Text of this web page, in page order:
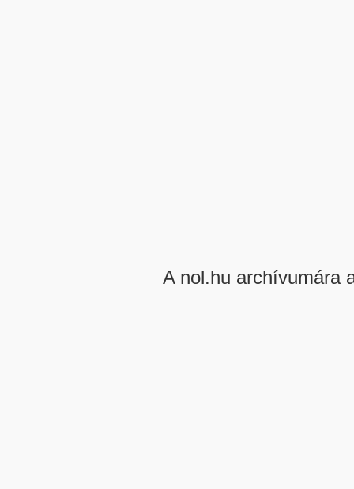
A nol.hu archívumára